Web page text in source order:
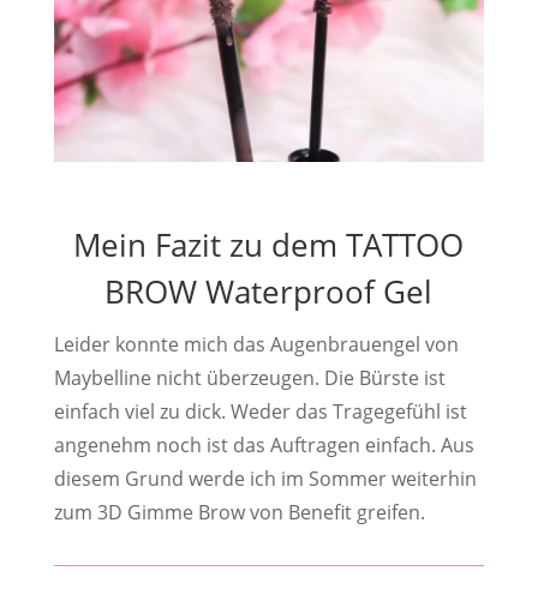
Mein Fazit zu dem TATTOO
BROW Waterproof Gel
Leider konnte mich das Augenbrauengel von
Maybelline nicht überzeugen. Die Bürste ist
einfach viel zu dick. Weder das Tragegefühl ist
angenehm noch ist das Auftragen einfach. Aus
diesem Grund werde ich im Sommer weiterhin
zum 3D Gimme Brow von Benefit greifen.